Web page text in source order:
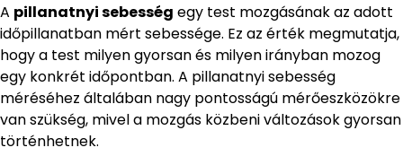
A pillanatnyi sebesség egy test mozgásának az adott
időpillanatban mért sebessége. Ez az érték megmutatja,
hogy a test milyen gyorsan és milyen irányban mozog
egy konkrét időpontban. A pillanatnyi sebesség
méréséhez általában nagy pontosságú mérőeszközökre
van szükség, mivel a mozgás közbeni változások gyorsan
történhetnek.